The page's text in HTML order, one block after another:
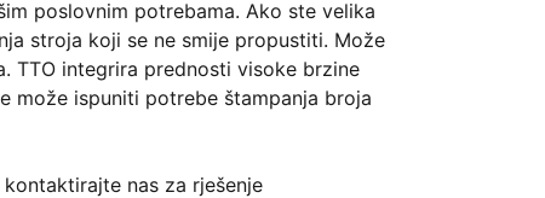
poslovnim potrebama. Ako ste velika
stroja koji se ne smije propustiti. Može
TTO integrira prednosti visoke brzine
može ispuniti potrebe štampanja broja
nas za rješenje